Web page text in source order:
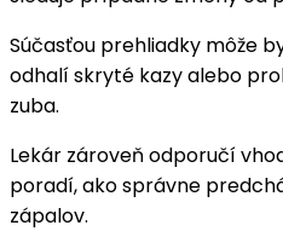
Súčasťou prehliadky môže
odhalí skryté kazy alebo
zuba.
Lekár zároveň odporučí
poradí, ako správne
zápalov.